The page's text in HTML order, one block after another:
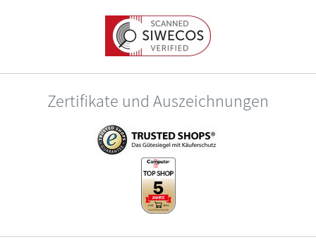
Zertifikate und Auszeichnungen